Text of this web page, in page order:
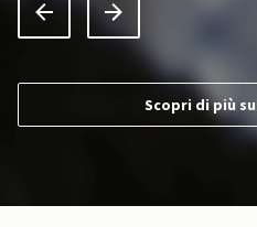
Scopri di più